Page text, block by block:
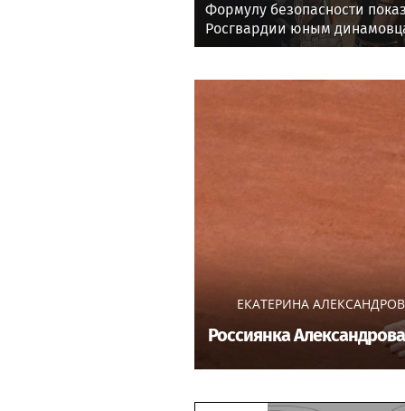
Формулу безопасности
Росгвардии юным
области
ЕКАТЕРИНА
Россиянка